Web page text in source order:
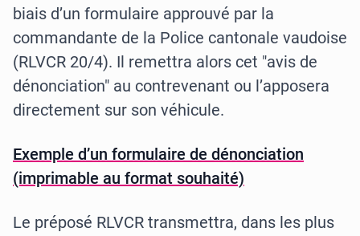
biais d’un formulaire approuvé par la
commandante de la Police cantonale vaudoise
(RLVCR 20/4). Il remettra alors cet "avis de
dénonciation" au contrevenant ou l’apposera
directement sur son véhicule.
Exemple d’un formulaire de dénonciation
(imprimable au format souhaité)
Le préposé RLVCR transmettra, dans les plus